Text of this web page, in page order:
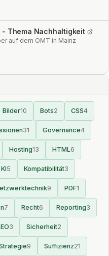
- Thema Nachhaltigkeit
auf dem OMT in Mainz
Bilder10 Bots2 CSS4
31 Governance4
Hosting13 HTML6
KI5 Kompatibilität3
9 PDF1
7 Recht6 Reporting3
3 Sicherheit2
9 Suffizienz21